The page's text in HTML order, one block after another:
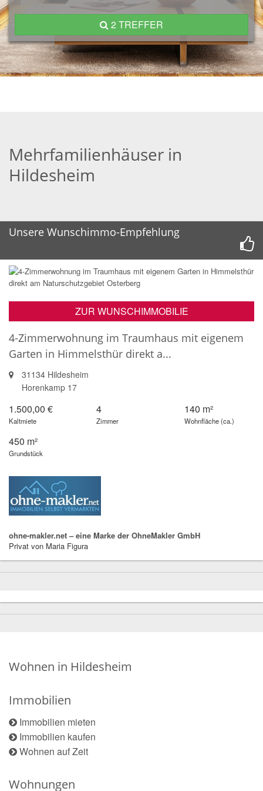
2 TREFFER
Mehrfamilienhäuser in
Hildesheim
Unsere Wunschimmo-Empfehlung
ZUR WUNSCHIMMOBILIE
4-Zimmerwohnung im Traumhaus mit eigenem
Garten in Himmelsthür direkt a...
31134 Hildesheim
Horenkamp 17
1.500,00 €
Kaltmiete
4
Zimmer
140 m²
Wohnfläche (ca.)
450 m²
Grundstück
ohne-makler.net – eine Marke der OhneMakler GmbH
Privat von Maria Figura
Wohnen in Hildesheim
Immobilien
Immobilien mieten
Immobilien kaufen
Wohnen auf Zeit
Wohnungen